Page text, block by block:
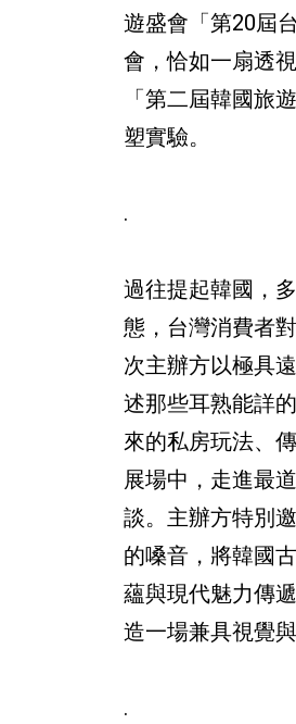
遊盛會「第20屆
會，恰如一扇透
「第二屆韓國旅
塑實驗。
.
過往提起韓國，
態，台灣消費者
次主辦方以極具
述那些耳熟能詳
來的私房玩法、
展場中，走進最
談。主辦方特別
的嗓音，將韓國
蘊與現代魅力傳
造一場兼具視覺
.